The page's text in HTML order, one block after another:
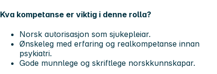
Kva kompetanse er viktig i denne rolla?
Norsk autorisasjon som sjukepleiar.
Ønskeleg med erfaring og realkompetanse innan
psykiatri.
Gode munnlege og skriftlege norskkunnskapar.